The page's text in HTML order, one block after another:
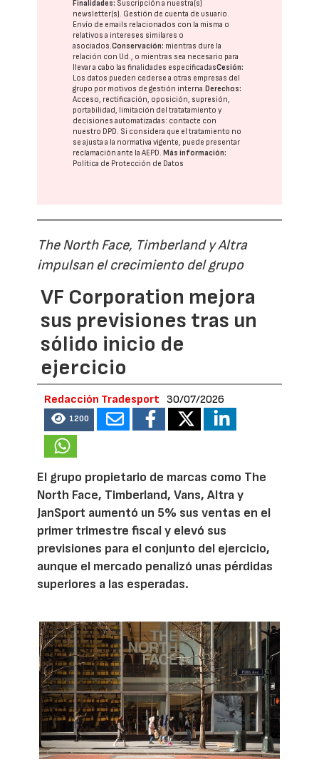
Finalidades: Suscripción a nuestra(s)
newsletter(s). Gestión de cuenta de usuario.
Envío de emails relacionados con la misma o
relativos a intereses similares o
asociados.Conservación: mientras dure la
relación con Ud., o mientras sea necesario para
llevar a cabo las finalidades especificadasCesión:
Los datos pueden cederse a otras empresas del
grupo por motivos de gestión interna.Derechos:
Acceso, rectificación, oposición, supresión,
portabilidad, limitación del tratatamiento y
decisiones automatizadas: contacte con
nuestro DPD. Si considera que el tratamiento no
se ajusta a la normativa vigente, puede presentar
reclamación ante laAEPD.Más información:
Política de Protección de Datos
The North Face, Timberland y Altra
impulsan el crecimiento del grupo
VF Corporation mejora
sus previsiones tras un
sólido inicio de
ejercicio
Redacción Tradesport 30/07/2026
1200
El grupo propietario de marcas como The
North Face, Timberland, Vans, Altra y
JanSport aumentó un 5% sus ventas en el
primer trimestre fiscal y elevó sus
previsiones para el conjunto del ejercicio,
aunque el mercado penalizó unas pérdidas
superiores a las esperadas.